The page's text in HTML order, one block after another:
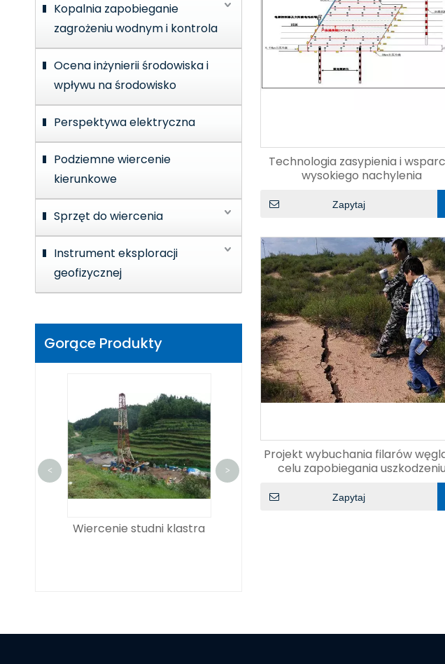
Kopalnia zapobieganie
zagrożeniu wodnym i kontrola
Ocena inżynierii środowiska i
wpływu na środowisko
Perspektywa elektryczna
Podziemne wiercenie
kierunkowe
Sprzęt do wiercenia
Instrument eksploracji
geofizycznej
Gorące Produkty
Wiercenie studni klastra
< >
Technologia zasypienia i
wysokiego nachylenia
Zapytaj
Projekt wybuchania filarów
celu zapobiegania uszkodzeniu
Zapytaj